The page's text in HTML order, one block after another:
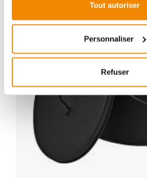
Tout autoriser
Personnaliser
Refuser